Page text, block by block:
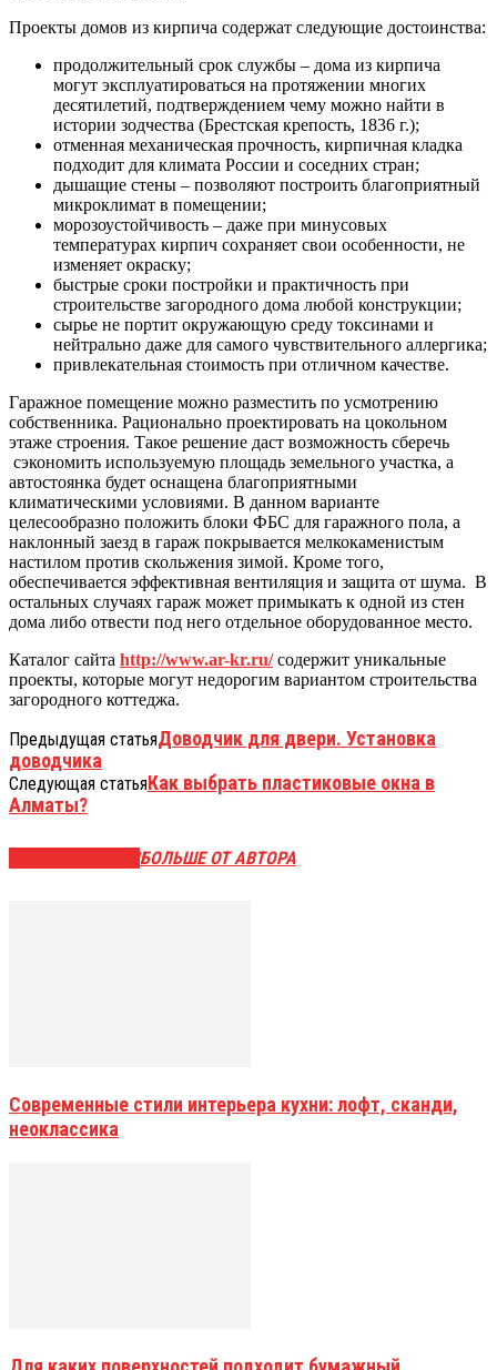
Проекты домов из кирпича содержат следующие достоинства:
продолжительный срок службы – дома из кирпича
могут эксплуатироваться на протяжении многих
десятилетий, подтверждением чему можно найти в
истории зодчества (Брестская крепость, 1836 г.);
отменная механическая прочность, кирпичная кладка
подходит для климата России и соседних стран;
дышащие стены – позволяют построить благоприятный
микроклимат в помещении;
морозоустойчивость – даже при минусовых
температурах кирпич сохраняет свои особенности, не
изменяет окраску;
быстрые сроки постройки и практичность при
строительстве загородного дома любой конструкции;
сырье не портит окружающую среду токсинами и
нейтрально даже для самого чувствительного аллергика;
привлекательная стоимость при отличном качестве.
Гаражное помещение можно разместить по усмотрению
собственника. Рационально проектировать на цокольном
этаже строения. Такое решение даст возможность сберечь
сэкономить используемую площадь земельного участка, а
автостоянка будет оснащена благоприятными
климатическими условиями. В данном варианте
целесообразно положить блоки ФБС для гаражного пола, а
наклонный заезд в гараж покрывается мелкокаменистым
настилом против скольжения зимой. Кроме того,
обеспечивается эффективная вентиляция и защита от шума. В
остальных случаях гараж может примыкать к одной из стен
дома либо отвести под него отдельное оборудованное место.
Каталог сайта http://www.ar-kr.ru/содержит уникальные
проекты, которые могут недорогим вариантом строительства
загородного коттеджа.
Предыдущая статьяДоводчик для двери. Установка
доводчика
Следующая статьяКак выбрать пластиковые окна в
Алматы?
БОЛЬШЕ ОТ АВТОРА
Современные стили интерьера кухни: лофт, сканди,
неоклассика